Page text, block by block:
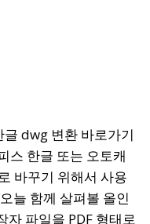
dwg 변환 바로가기
스 한글 또는 오토캐
바꾸기 위해서 사용
늘 함께 살펴볼 올인
파일을 PDF 형태로